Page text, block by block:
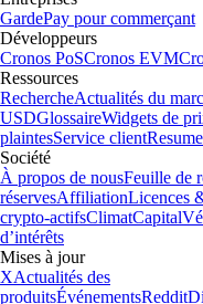
GardePay pour commerçant
Développeurs
Cronos PoSCronos EVM
Ressources
RechercheActualités du
USDGlossaireWidgets de
plaintesService client
Société
À propos de nousFeuille de
réservesAffiliationLicences
crypto-actifsClimatCapital
d’intérêts
Mises à jour
XActualités des
produitsÉvénementsReddit